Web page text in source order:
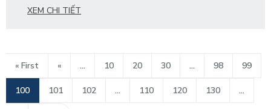
XEM CHI TIẾT
« First « ... 10 20 30 ... 98 99
100 101 102 ... 110 120 130 ...